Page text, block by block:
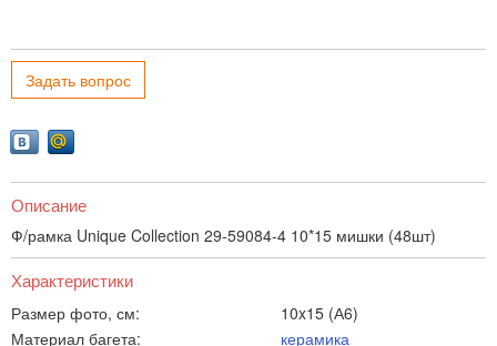
Задать вопрос
Описание
Ф/рамка Unique Collection 29-59084-4 10*15 мишки (48шт)
Характеристики
Размер фото, см:
10x15 (А6)
Материал багета:
керамика